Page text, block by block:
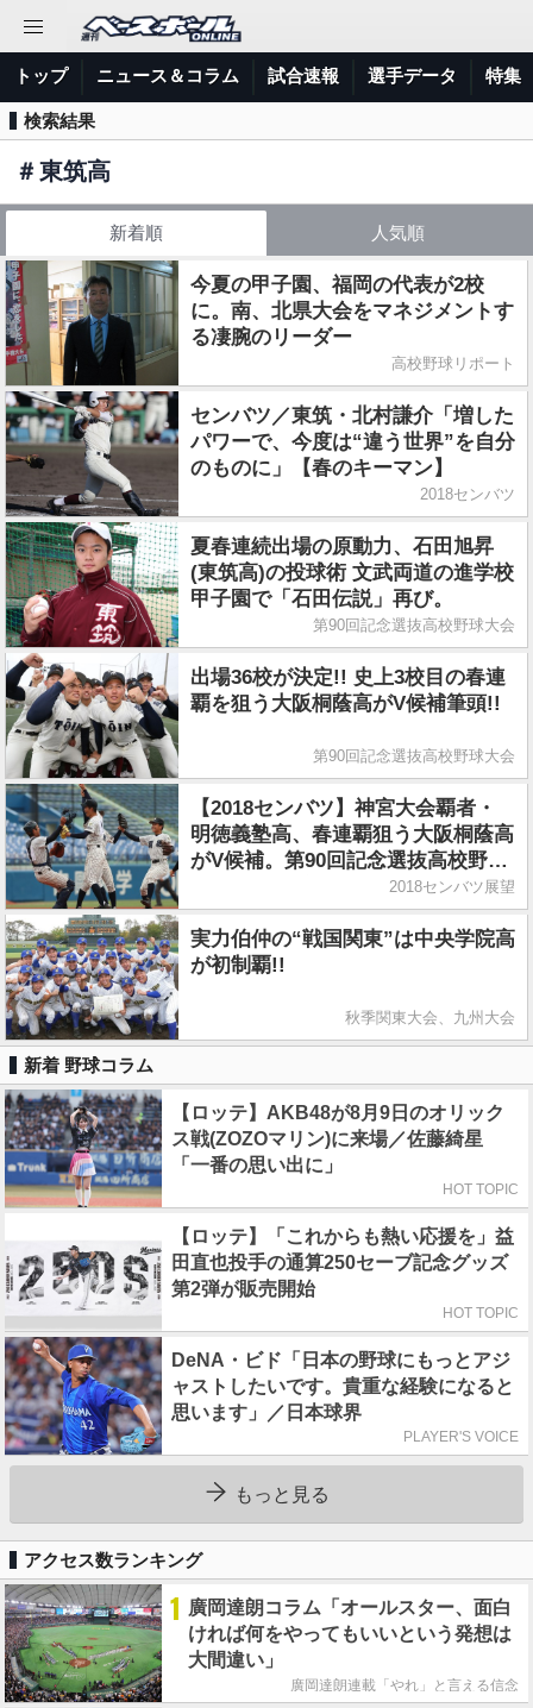
トップ ニュース＆コラム 試合速報 選手データ 特集
検索結果
＃東筑高
新着順 人気順
今夏の甲子園、福岡の代表が2校
に。南、北県大会をマネジメントす
る凄腕のリーダー
高校野球リポート
センバツ／東筑・北村謙介「増した
パワーで、今度は“違う世界”を自分
のものに」【春のキーマン】
2018センバツ
夏春連続出場の原動力、石田旭昇
(東筑高)の投球術 文武両道の進学校
甲子園で「石田伝説」再び。
第90回記念選抜高校野球大会
出場36校が決定!! 史上3校目の春連
覇を狙う大阪桐蔭高がV候補筆頭!!
第90回記念選抜高校野球大会
【2018センバツ】神宮大会覇者・
明徳義塾高、春連覇狙う大阪桐蔭高
がV候補。第90回記念選抜高校野球
大会、選考委員会は1月26日2018センバツ展望
実力伯仲の“戦国関東”は中央学院高
が初制覇!!
秋季関東大会、九州大会
新着 野球コラム
【ロッテ】AKB48が8月9日のオリック
ス戦(ZOZOマリン)に来場／佐藤綺星
「一番の思い出に」
HOT TOPIC
【ロッテ】「これからも熱い応援を」益
田直也投手の通算250セーブ記念グッズ
第2弾が販売開始
HOT TOPIC
DeNA・ビド「日本の野球にもっとアジ
ャストしたいです。貴重な経験になると
思います」／日本球界
PLAYER'S VOICE
もっと見る
アクセス数ランキング
1 廣岡達朗コラム「オールスター、面白
ければ何をやってもいいという発想は
大間違い」
廣岡達朗連載「やれ」と言える信念